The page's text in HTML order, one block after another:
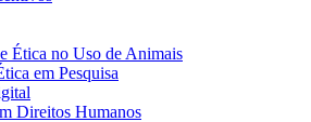
Ética no Uso de Animais
em Pesquisa
Direitos Humanos